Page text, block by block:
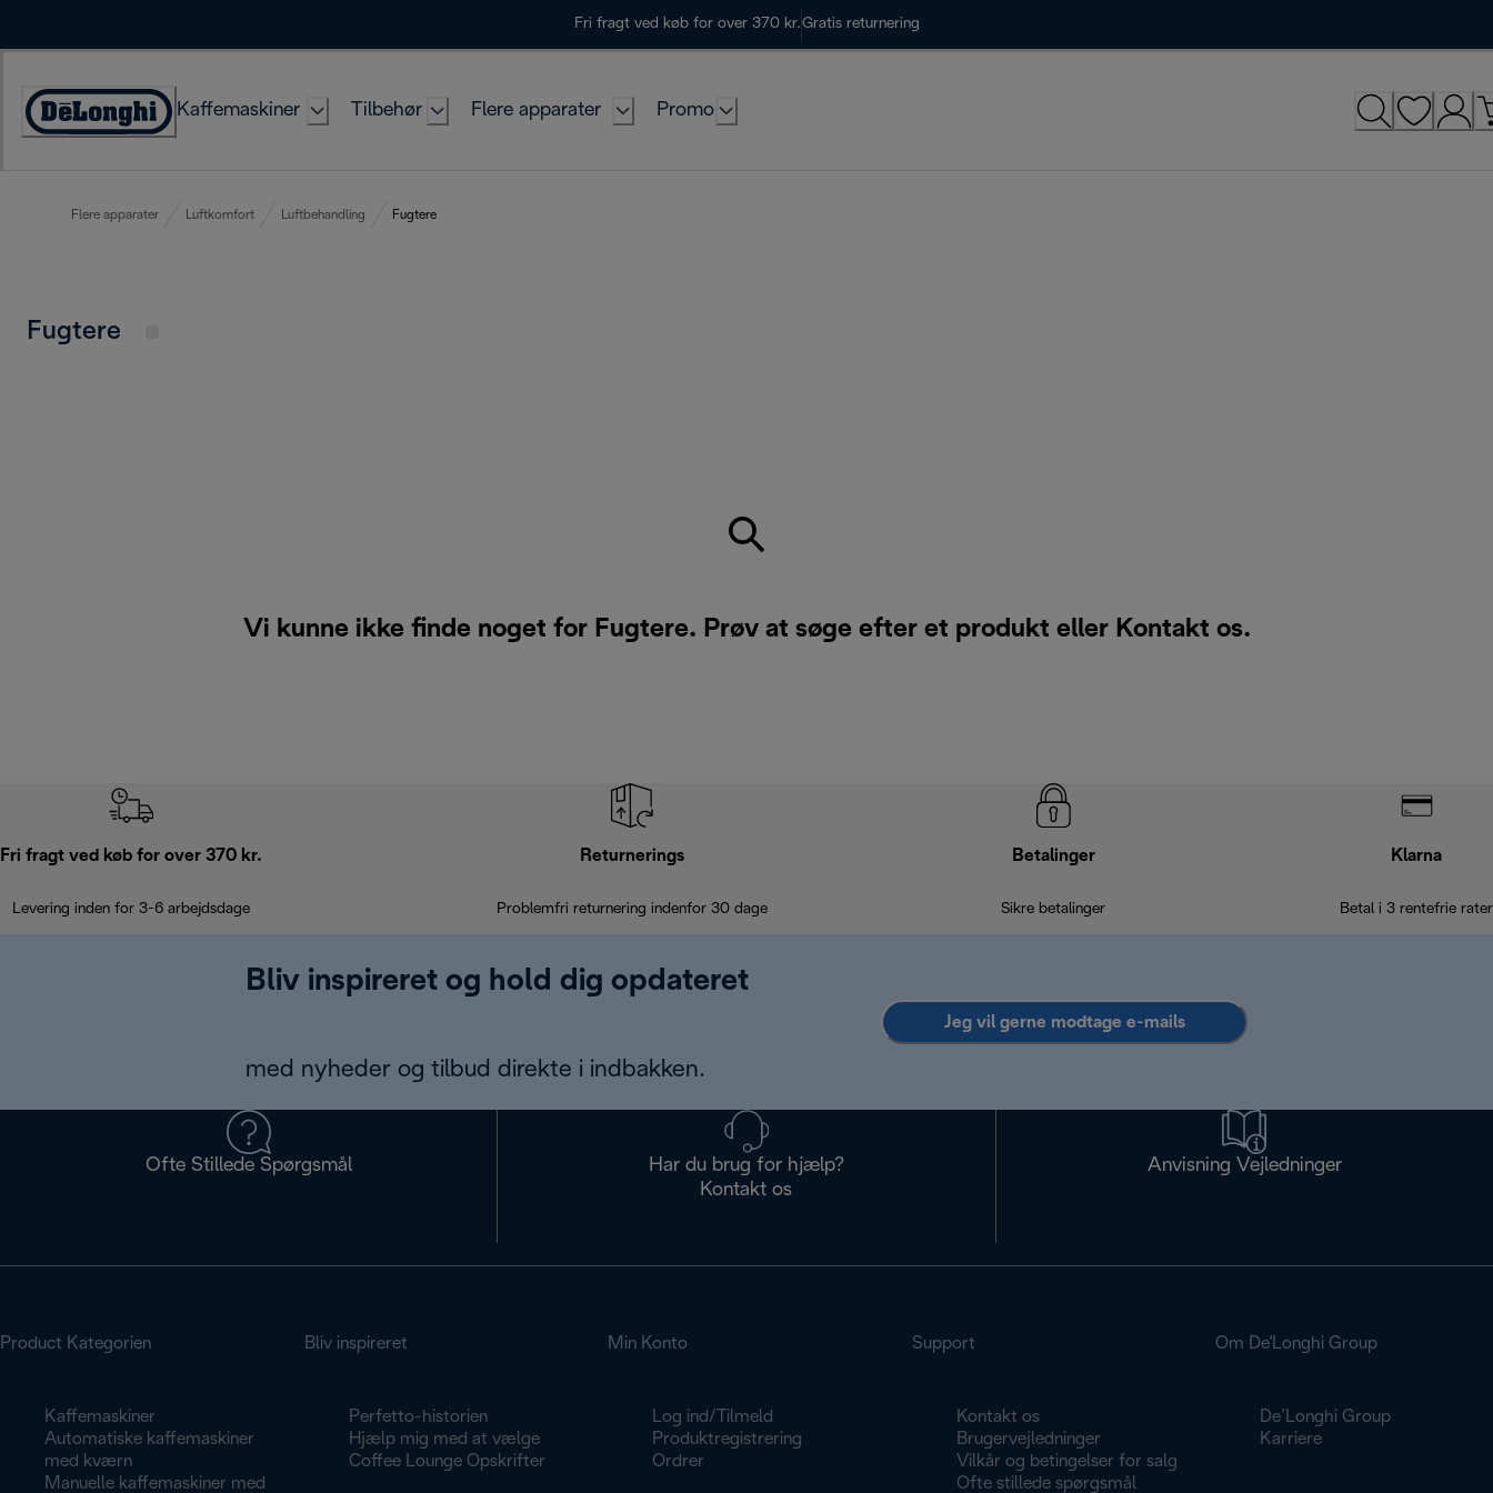
Fri fragt ved køb for over 370 kr.Gratis returnering
Accessibility
Kaffemaskiner Tilbehør Flere apparater Promo
Flere apparater Luftkomfort Luftbehandling Fugtere
Fugtere
Vi kunne ikke finde noget for Fugtere. Prøv at søge efter et produkt eller Kontakt os.
Fri fragt ved køb for over 370 kr.
Levering inden for 3-6 arbejdsdage
Returnerings
Problemfri returnering indenfor 30 dage
Betalinger
Sikre betalinger
Klarna
Betal i 3 rentefrie rater
Bliv inspireret og hold dig opdateret
med nyheder og tilbud direkte i indbakken.
Jeg vil gerne modtage e-mails
Ofte Stillede Spørgsmål
Har du brug for hjælp?
Kontakt os
Anvisning Vejledninger
Product Kategorien
Kaffemaskiner
Automatiske kaffemaskiner
med kværn
Manuelle kaffemaskiner med
Bliv inspireret
Perfetto-historien
Hjælp mig med at vælge
Coffee Lounge Opskrifter
Min Konto
Log ind/Tilmeld
Produktregistrering
Ordrer
Support
Kontakt os
Brugervejledninger
Vilkår og betingelser for salg
Ofte stillede spørgsmål
Om De'Longhi Group
De’Longhi Group
Karriere